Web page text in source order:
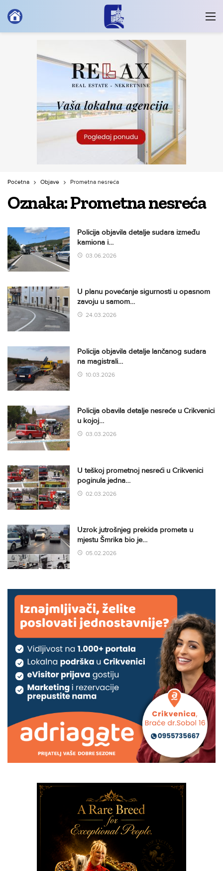
Početna Objave Prometna nesreća
Oznaka:Prometna nesreća
Policija objavila detalje sudara između
kamiona i…
03.06.2026
U planu povećanje sigurnosti u opasnom
zavoju u samom…
24.03.2026
Policija objavila detalje lančanog sudara
na magistrali…
10.03.2026
Policija obavila detalje nesreće u Crikvenici
u kojoj…
03.03.2026
U teškoj prometnoj nesreći u Crikvenici
poginula jedna…
02.03.2026
Uzrok jutrošnjeg prekida prometa u
mjestu Šmrika bio je…
05.02.2026